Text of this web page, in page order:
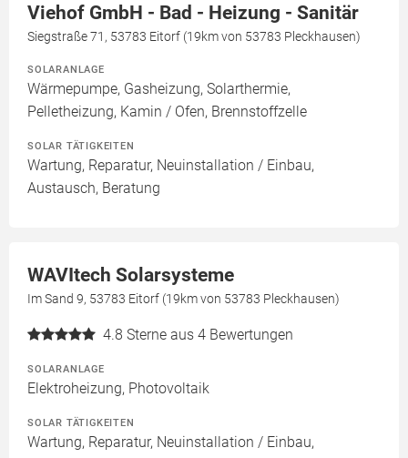
Viehof GmbH - Bad - Heizung - Sanitär
Siegstraße 71, 53783 Eitorf (19km von 53783 Pleckhausen)
SOLARANLAGE
Wärmepumpe, Gasheizung, Solarthermie,
Pelletheizung, Kamin / Ofen, Brennstoffzelle
SOLAR TÄTIGKEITEN
Wartung, Reparatur, Neuinstallation / Einbau,
Austausch, Beratung
WAVItech Solarsysteme
Im Sand 9, 53783 Eitorf (19km von 53783 Pleckhausen)
4.8 Sterne aus 4 Bewertungen
SOLARANLAGE
Elektroheizung, Photovoltaik
SOLAR TÄTIGKEITEN
Wartung, Reparatur, Neuinstallation / Einbau,